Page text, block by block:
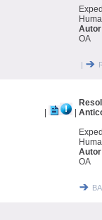
Autor
OA
|
Autor
OA